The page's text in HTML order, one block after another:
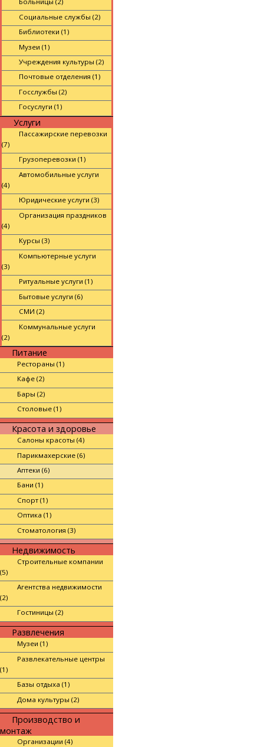
Социальные службы (2)
Библиотеки (1)
Музеи (1)
Учреждения культуры (2)
Почтовые отделения (1)
Госслужбы (2)
Госуслуги (1)
Услуги
Пассажирские перевозки
(7)
Грузоперевозки (1)
Автомобильные услуги
(4)
Юридические услуги (3)
Организация праздников
(4)
Курсы (3)
Компьютерные услуги
(3)
Ритуальные услуги (1)
Бытовые услуги (6)
СМИ (2)
Коммунальные услуги
(2)
Питание
Рестораны (1)
Кафе (2)
Бары (2)
Столовые (1)
Красота и здоровье
Салоны красоты (4)
Парикмахерские (6)
Аптеки (6)
Бани (1)
Спорт (1)
Оптика (1)
Стоматология (3)
Недвижимость
Строительные компании
(5)
Агентства недвижимости
(2)
Гостиницы (2)
Развлечения
Музеи (1)
Развлекательные центры
(1)
Базы отдыха (1)
Дома культуры (2)
Производство и
монтаж
Организации (4)